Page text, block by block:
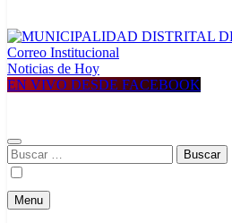
MUNICIPALIDAD DISTRITAL DE
Construyendo una nueva Historia
Correo Institucional
Noticias de Hoy
EN VIVO DESDE FACEBOOK
Buscar:
Menu